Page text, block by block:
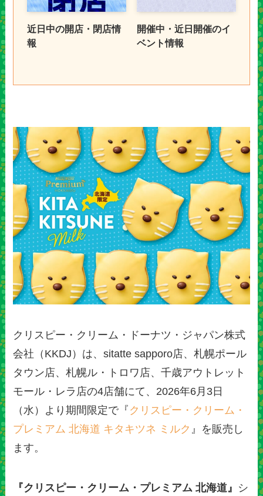
近日中の開店・閉店情
報
開催中・近日開催のイ
ベント情報
クリスピー・クリーム・ドーナツ・ジャパン株式
会社（KKDJ）は、sitatte sapporo店、札幌ポール
タウン店、札幌ル・トロワ店、千歳アウトレット
モール・レラ店の4店舗にて、2026年6月3日
（水）より期間限定で『 クリスピー・クリーム・
プレミアム 北海道 キタキツネ ミルク 』を販売し
ます。
『クリスピー・クリーム・プレミアム 北海道』 シ